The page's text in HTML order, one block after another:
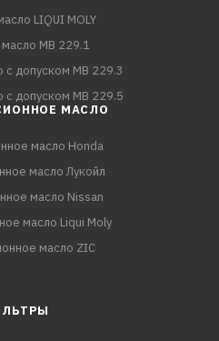
LIQUI MOLY
MB 229.1
допуском MB 229.3
допуском MB 229.5
МАСЛО
масло Honda
масло Лукойл
масло Nissan
масло Liqui Moly
масло ZIC